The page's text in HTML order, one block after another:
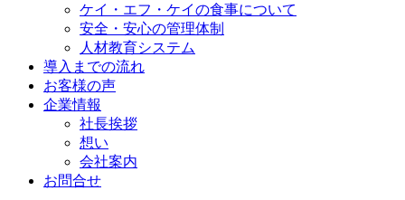
ケイ・エフ・ケイの食事について
安全・安心の管理体制
人材教育システム
導入までの流れ
お客様の声
企業情報
社長挨拶
想い
会社案内
お問合せ